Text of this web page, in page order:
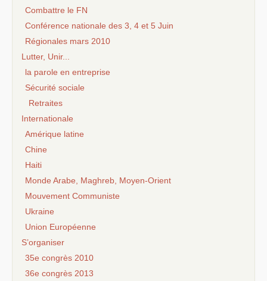
Combattre le FN
Conférence nationale des 3, 4 et 5 Juin
Régionales mars 2010
Lutter, Unir...
la parole en entreprise
Sécurité sociale
Retraites
Internationale
Amérique latine
Chine
Haiti
Monde Arabe, Maghreb, Moyen-Orient
Mouvement Communiste
Ukraine
Union Européenne
S’organiser
35e congrès 2010
36e congrès 2013